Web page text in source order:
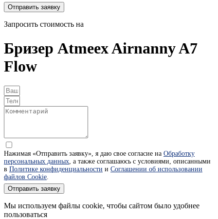
Отправить заявку
Запросить стоимость на
Бризер Atmeex Airnanny A7
Flow
Нажимая «Отправить заявку», я даю свое согласие на Обработку
персональных данных , а также соглашаюсь с условиями, описанными
в Политике конфиденциальности и Соглашении об использовании
файлов Cookie
Отправить заявку
Мы используем файлы cookie, чтобы сайтом было удобнее
пользоваться